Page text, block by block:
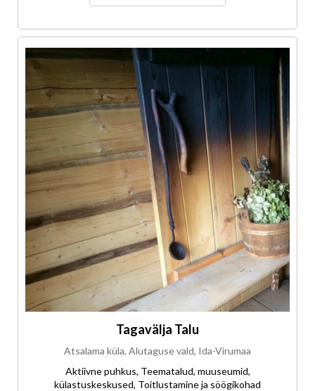
Tagavälja Talu
Atsalama küla, Alutaguse vald, Ida-Virumaa
Aktiivne puhkus, Teematalud, muuseumid,
külastuskeskused, Toitlustamine ja söögikohad